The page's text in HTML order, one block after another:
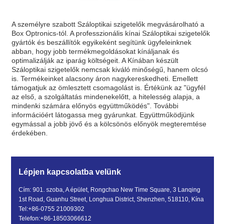
A személyre szabott Száloptikai szigetelők megvásárolható a
Box Optronics-tól. A professzionális kínai Száloptikai szigetelők
gyártók és beszállítók egyikeként segítünk ügyfeleinknek
abban, hogy jobb termékmegoldásokat kínáljanak és
optimalizálják az iparág költségeit. A Kínában készült
Száloptikai szigetelők nemcsak kiváló minőségű, hanem olcsó
is. Termékeinket alacsony áron nagykereskedheti. Emellett
támogatjuk az ömlesztett csomagolást is. Értékünk az "ügyfél
az első, a szolgáltatás mindenekelőtt, a hitelesség alapja, a
mindenki számára előnyös együttműködés". További
információért látogassa meg gyárunkat. Együttműködjünk
egymással a jobb jövő és a kölcsönös előnyök megteremtése
érdekében.
Lépjen kapcsolatba velünk
Cím: 901. szoba, A épület, Rongchao New Time Square, 3 Lanqing
1st Road, Guanhu Street, Longhua District, Shenzhen, 518110, Kína
Tel:+86-0755 21009302
Telefon:+86-18503066612